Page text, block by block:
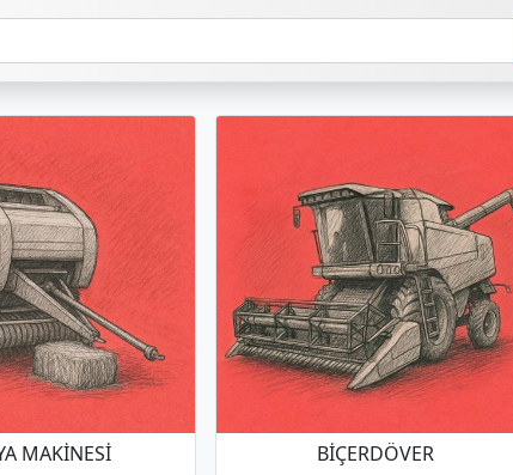
MAKINESI BIÇERDÖVER